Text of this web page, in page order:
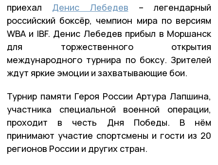
приехал Денис Лебедев – легендарный
российский боксёр, чемпион мира по версиям
WBA и IBF. Денис Лебедев прибыл в Моршанск
для торжественного открытия
международного турнира по боксу. Зрителей
ждут яркие эмоции и захватывающие бои.
Турнир памяти Героя России Артура Лапшина,
участника специальной военной операции,
проходит в честь Дня Победы. В нём
принимают участие спортсмены и гости из 20
регионов России и других стран.